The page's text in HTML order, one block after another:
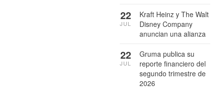
Kraft Heinz y The Walt
Disney Company
anuncian una alianza
22
JUL
Gruma publica su
reporte financiero del
segundo trimestre de
2026
22
JUL